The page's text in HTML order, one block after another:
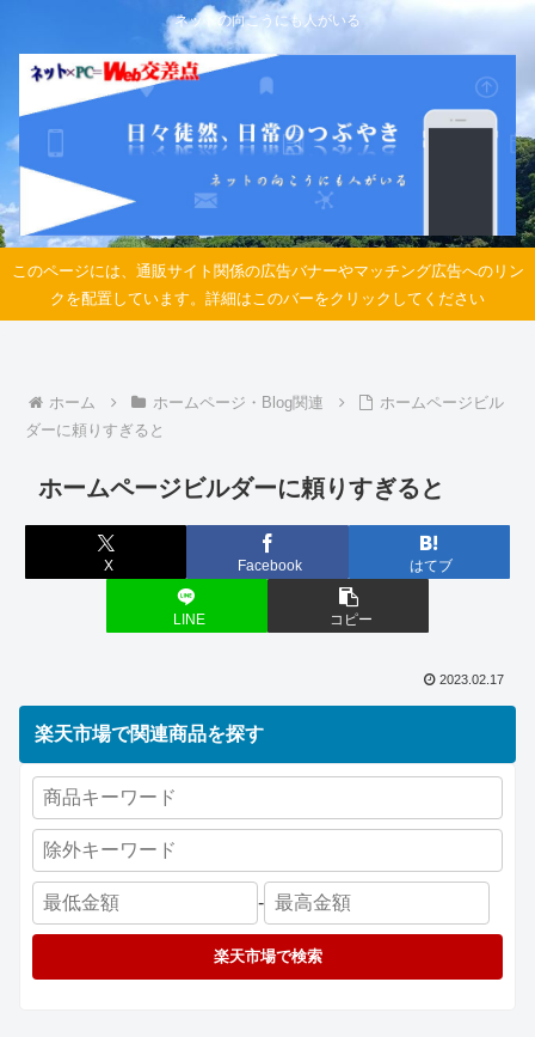
ネットの向こうにも人がいる
このページには、通販サイト関係の広告バナーやマッチング広告へのリン
クを配置しています。詳細はこのバーをクリックしてください
ホーム ホームページ・Blog関連
ホームページビル
ダーに頼りすぎると
ホームページビルダーに頼りすぎると
X Facebook はてブ
LINE コピー
2023.02.17
楽天市場で関連商品を探す
-
楽天市場で検索